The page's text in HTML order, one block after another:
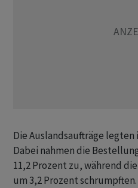
Die Auslandsaufträge legten
Dabei nahmen die
11,2 Prozent zu, während
um 3,2 Prozent